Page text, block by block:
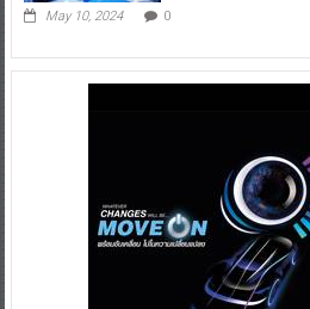
May 10, 2024 0